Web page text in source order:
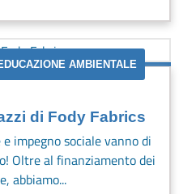
AMBIENTALE
di Fody Fabrics
impegno sociale vanno di
Oltre al finanziamento dei
abbiamo...